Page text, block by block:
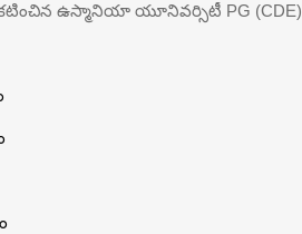
ఉస్మానియా యూనివర్సిటీ PG (CDE)